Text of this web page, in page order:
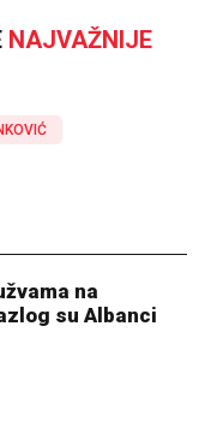
NAJVAŽNIJE
na
su Albanci